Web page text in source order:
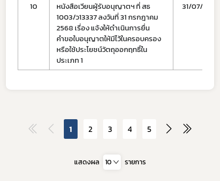
10
หนังสือเวียนผู้รับอนุญาตฯ ที่ สธ
1003/ว13337 ลงวันที่ 31 กรกฎาคม
2568 เรื่อง แจ้งให้ดำเนินการยื่น
คำขอใบอนุญาตให้มีไว้ในครอบครอง
หรือใช้ประโยชน์วัตถุออกฤทธิ์ใน
ประเภท 1
31/07/68
1 2 3 4 5
แสดงผล 10 รายการ